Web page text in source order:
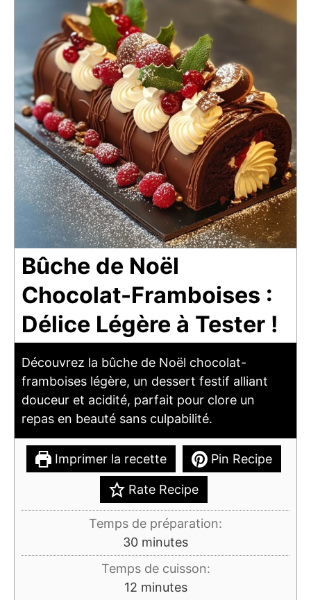
Bûche de Noël
Chocolat-Framboises :
Délice Légère à Tester !
Découvrez la bûche de Noël chocolat-
framboises légère, un dessert festif alliant
douceur et acidité, parfait pour clore un
repas en beauté sans culpabilité.
Imprimer la recette Pin Recipe
Rate Recipe
Temps de préparation:
30minutes
minutes
Temps de cuisson:
12minutes
minutes